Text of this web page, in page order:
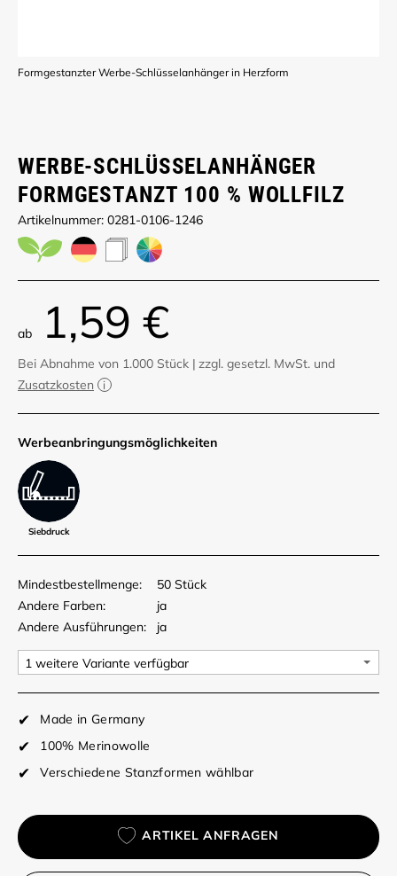
Formgestanzter Werbe-Schlüsselanhänger in Herzform
WERBE-SCHLÜSSELANHÄNGER
FORMGESTANZT 100 % WOLLFILZ
Artikelnummer: 0281-0106-1246
ab 1,59 €
Bei Abnahme von 1.000 Stück | zzgl. gesetzl. MwSt. und
Zusatzkosten
Werbe­anbringungs­möglich­keiten
Siebdruck
Mindestbestellmenge:
50 Stück
Andere Farben:
ja
Andere Ausführungen:
ja
Made in Germany
100% Merinowolle
Verschiedene Stanzformen wählbar
ARTIKEL ANFRAGEN